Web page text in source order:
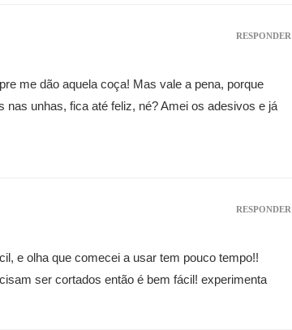
me dão aquela coça! Mas vale a pena, porque
nas unhas, fica até feliz, né? Amei os adesivos e já
RESPONDER
e olha que comecei a usar tem pouco tempo!!
ser cortados então é bem fácil! experimenta
RESPONDER